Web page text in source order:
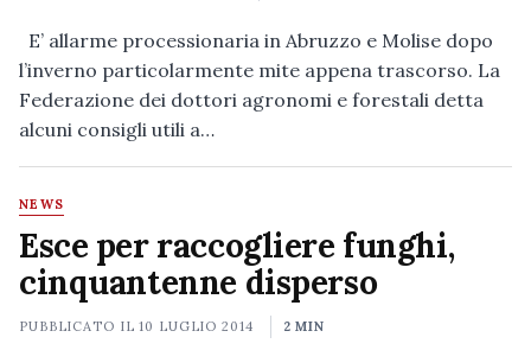
E’ allarme processionaria in Abruzzo e Molise dopo
l’inverno particolarmente mite appena trascorso. La
Federazione dei dottori agronomi e forestali detta
alcuni consigli utili a…
NEWS
Esce per raccogliere funghi,
cinquantenne disperso
PUBBLICATO IL10 LUGLIO 2014 2 MIN